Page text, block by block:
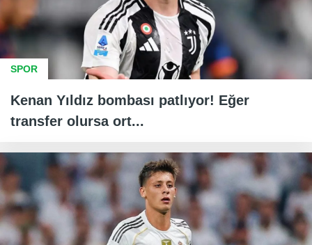
SPOR
Kenan Yıldız bombası patlıyor! Eğer
transfer olursa ort...